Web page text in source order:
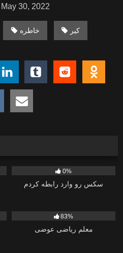
30, 2022
خاطره کیر
0%
سکس رو وارد رابطه کردم
83%
معلم ریاضی عوضی